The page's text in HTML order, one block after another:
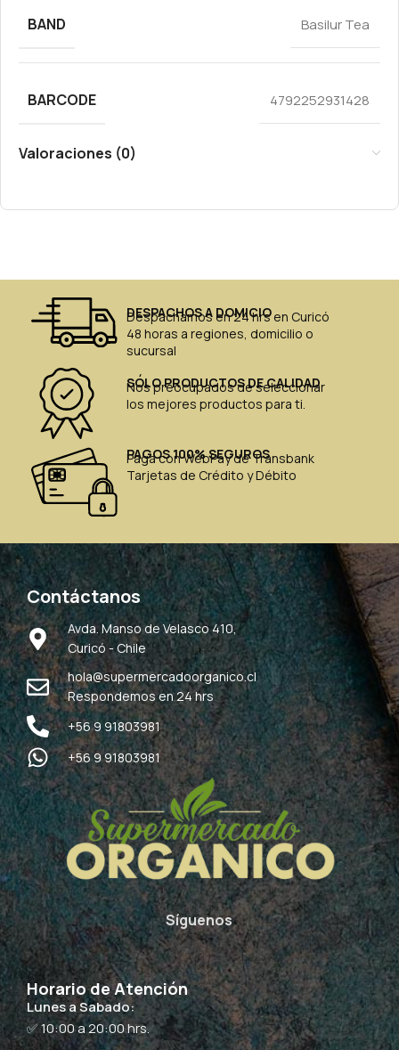
BAND Basilur Tea
BARCODE 4792252931428
Valoraciones (0)
DESPACHOS A DOMICIO
Despachamos en 24 hrs en Curicó
48 horas a regiones, domicilio o
sucursal
SÓLO PRODUCTOS DE CALIDAD
Nos preocupados de seleccionar
los mejores productos para ti.
PAGOS 100% SEGUROS
Paga con WebPay de Transbank
Tarjetas de Crédito y Débito
Contáctanos
Avda. Manso de Velasco 410,
Curicó - Chile
hola@supermercadoorganico.cl
Respondemos en 24 hrs
+56 9 91803981
+56 9 91803981
Síguenos
Horario de Atención
Lunes a Sabado:
✅ 10:00 a 20:00 hrs.